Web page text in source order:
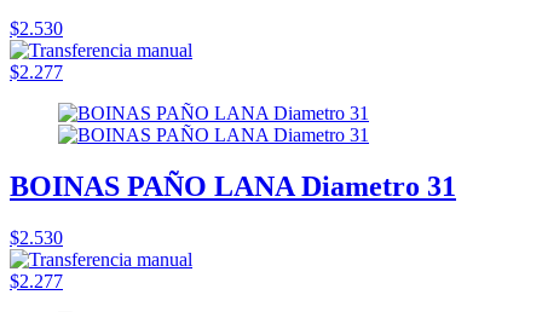
$2.530
$2.277
BOINAS PAÑO LANA Diametro 31
$2.530
$2.277